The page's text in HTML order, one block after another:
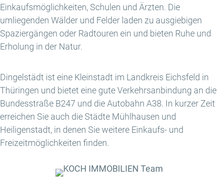
Einkaufsmöglichkeiten, Schulen und Ärzten. Die
umliegenden Wälder und Felder laden zu ausgiebigen
Spaziergängen oder Radtouren ein und bieten Ruhe und
Erholung in der Natur.
Dingelstädt ist eine Kleinstadt im Landkreis Eichsfeld in
Thüringen und bietet eine gute Verkehrsanbindung an die
Bundesstraße B247 und die Autobahn A38. In kurzer Zeit
erreichen Sie auch die Städte Mühlhausen und
Heiligenstadt, in denen Sie weitere Einkaufs- und
Freizeitmöglichkeiten finden.